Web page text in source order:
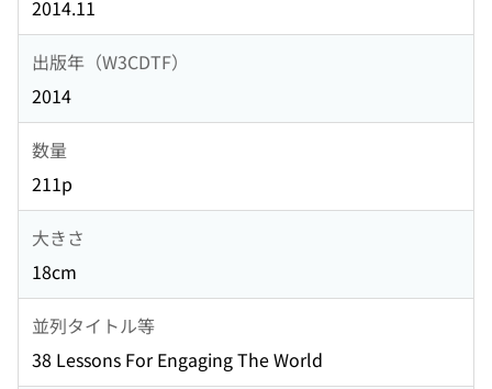
2014.11
出版年（W3CDTF）
2014
数量
211p
大きさ
18cm
並列タイトル等
38 Lessons For Engaging The World